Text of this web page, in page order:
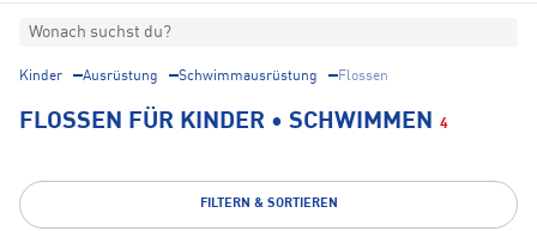
Wonach suchst du?
Kinder Ausrüstung Schwimmausrüstung Flossen
FLOSSEN FÜR KINDER • SCHWIMMEN 4
FILTERN & SORTIEREN